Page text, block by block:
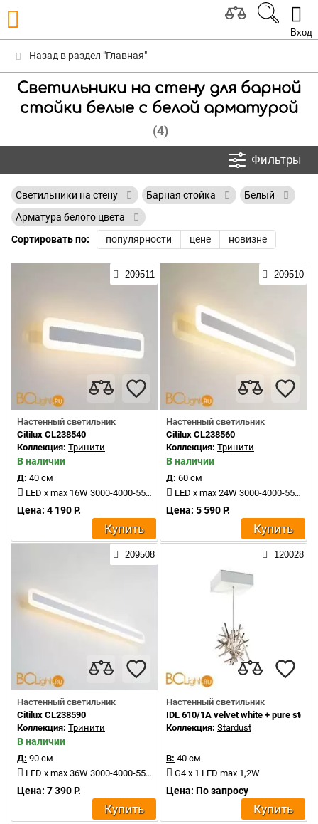
Вход
Назад в раздел "Главная"
Светильники на стену для барной
стойки белые с белой арматурой
(4)
Фильтры
Светильники на стену Барная стойка
Белый
Арматура белого цвета
Сортировать по:
популярности цене новизне
209511
Настенный светильник
Citilux CL238540
Коллекция: Тринити
В наличии
Д: 40 см
LED x max 16W 3000-4000-5500K 1500Lm
Цена: 4 190 Р.
Купить
209510
Настенный светильник
Citilux CL238560
Коллекция: Тринити
В наличии
Д: 60 см
LED x max 24W 3000-4000-5500K 2400Lm
Цена: 5 590 Р.
Купить
209508
Настенный светильник
Citilux CL238590
Коллекция: Тринити
В наличии
Д: 90 см
LED x max 36W 3000-4000-5500K 4000Lm
Цена: 7 390 Р.
Купить
120028
Настенный светильник
IDL 610/1A velvet white + pure steel
Коллекция: Stardust
В: 40 см
G4 x 1 LED max 1,2W
Цена: По запросу
Купить